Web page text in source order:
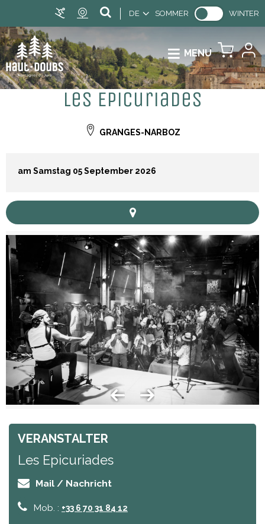
DE SOMMER WINTER
MENU
Les Epicuriades
GRANGES-NARBOZ
am Samstag 05 September 2026
VERANSTALTER
Les Epicuriades
Mail / Nachricht
Mob. : +33 6 70 31 84 12